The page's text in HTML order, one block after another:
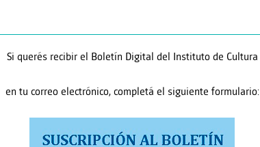
Si querés recibir el Boletín Digital del Instituto de Cultura
en tu correo electrónico, completá el siguiente formulario: